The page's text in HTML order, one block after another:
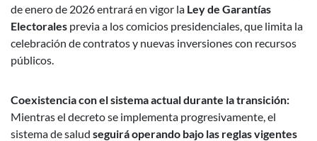
de enero de 2026 entrará en vigor la Ley de Garantías
Electorales previa a los comicios presidenciales, que limita la
celebración de contratos y nuevas inversiones con recursos
públicos.
Coexistencia con el sistema actual durante la transición:
Mientras el decreto se implementa progresivamente, el
sistema de salud seguirá operando bajo las reglas vigentes